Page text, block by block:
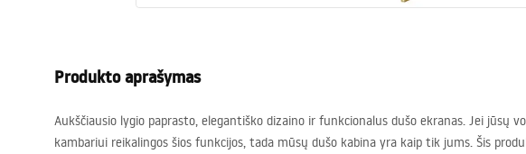
Produkto aprašymas
Aukščiausio lygio paprasto, elegantiško dizaino ir funkcionalus dušo ekranas. Jei jūsų
kambariui reikalingos šios funkcijos, tada mūsų dušo kabina yra kaip tik jums. Šis